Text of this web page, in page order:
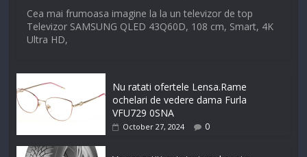
Cea mai frumoasa imagine la la un televizor de top
Televizor SAMSUNG QLED 43Q60D, 108 cm, Smart, 4K
Ultra HD,
Nu ratati ofertele Lensa.Rame
ochelari de vedere dama Furla
VFU729 0SNA
October 27, 2024 0